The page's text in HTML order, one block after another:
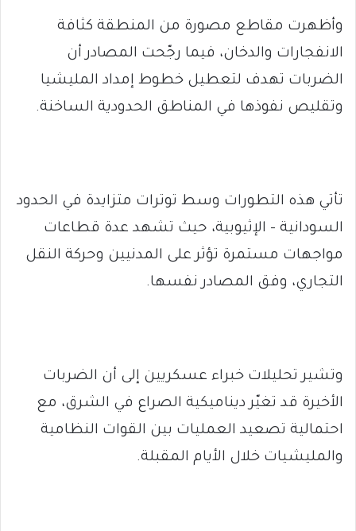
وأظهرت مقاطع مصورة من المنطقة كثافة
الانفجارات والدخان، فيما رجّحت المصادر أن
الضربات تهدف لتعطيل خطوط إمداد المليشيا
وتقليص نفوذها في المناطق الحدودية الساخنة.
تأتي هذه التطورات وسط توترات متزايدة في الحدود
السودانية – الإثيوبية، حيث تشهد عدة قطاعات
مواجهات مستمرة تؤثر على المدنيين وحركة النقل
التجاري، وفق المصادر نفسها.
وتشير تحليلات خبراء عسكريين إلى أن الضربات
الأخيرة قد تغيّر ديناميكية الصراع في الشرق، مع
احتمالية تصعيد العمليات بين القوات النظامية
والمليشيات خلال الأيام المقبلة.